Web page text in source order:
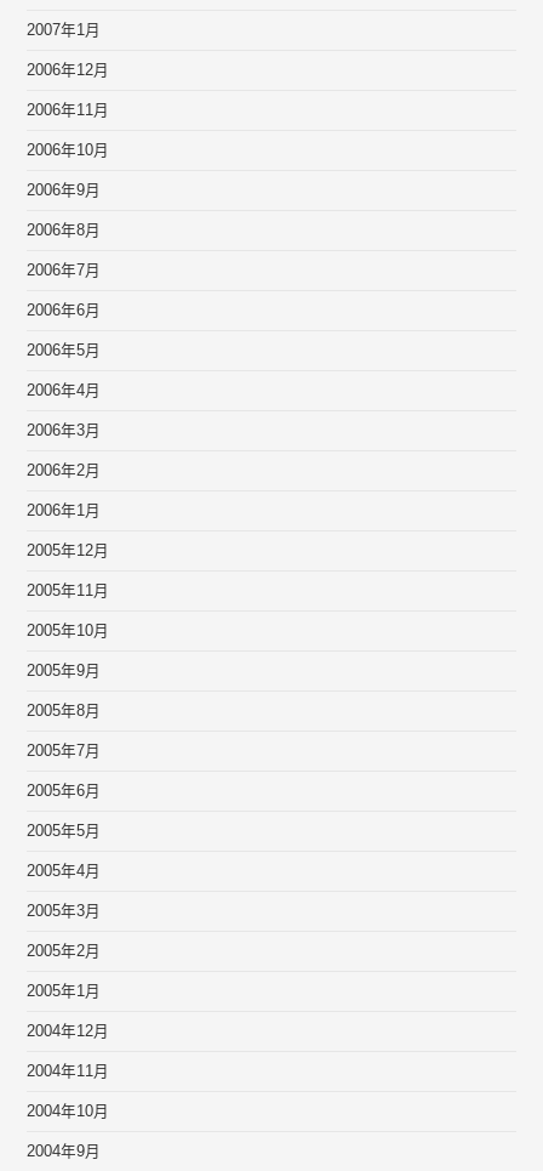
2007年1月
2006年12月
2006年11月
2006年10月
2006年9月
2006年8月
2006年7月
2006年6月
2006年5月
2006年4月
2006年3月
2006年2月
2006年1月
2005年12月
2005年11月
2005年10月
2005年9月
2005年8月
2005年7月
2005年6月
2005年5月
2005年4月
2005年3月
2005年2月
2005年1月
2004年12月
2004年11月
2004年10月
2004年9月